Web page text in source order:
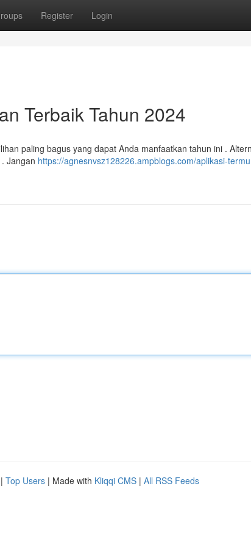
Register Login
Terbaik Tahun 2024
paling bagus yang dapat Anda manfaatkan tahun ini .
Jangan https://agnesnvsz128226.ampblogs.com/aplikasi-
| Top Users | Made with Kliqqi CMS | All RSS Feeds